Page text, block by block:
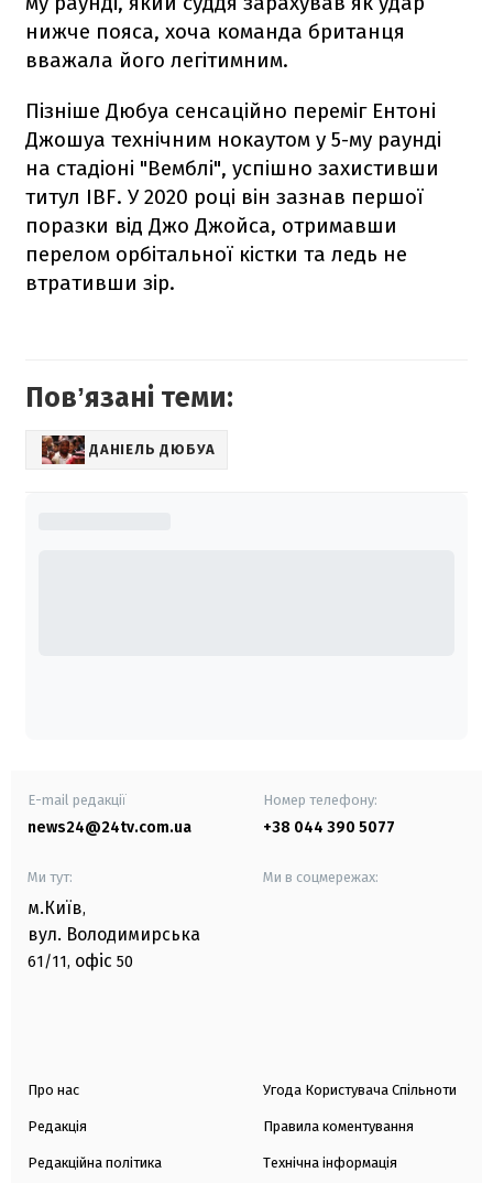
нижче пояса, хоча команда британця
вважала його легітимним.
Пізніше Дюбуа сенсаційно переміг Ентоні
Джошуа технічним нокаутом у 5-му раунді
на стадіоні "Вемблі", успішно захистивши
титул IBF. У 2020 році він зазнав першої
поразки від Джо Джойса, отримавши
перелом орбітальної кістки та ледь не
втративши зір.
Повʼязані теми:
ДАНІЕЛЬ ДЮБУА
E-mail редакції
news24@24tv.com.ua
Номер телефону:
+38 044 390 5077
Ми тут:
м.Київ,
вул. Володимирська
61/11, офіс 50
Ми в соцмережах:
Про нас
Редакція
Редакційна політика
Угода Користувача Спільноти
Правила коментування
Технічна інформація